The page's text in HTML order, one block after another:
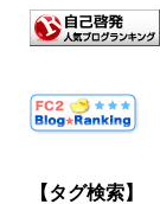
【タグ検索】